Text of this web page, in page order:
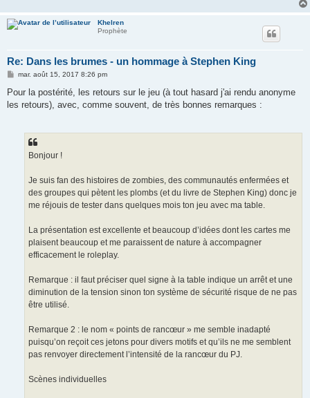
Khelren
Prophète
Re: Dans les brumes - un hommage à Stephen King
M
s
a
mar. août 15, 2017 8:26 pm
Pour la postérité, les retours sur le jeu (à tout hasard j'ai rendu anonyme
les retours), avec, comme souvent, de très bonnes remarques :
Bonjour !
Je suis fan des histoires de zombies, des communautés enfermées et
des groupes qui pètent les plombs (et du livre de Stephen King) donc je
me réjouis de tester dans quelques mois ton jeu avec ma table.
La présentation est excellente et beaucoup d’idées dont les cartes me
plaisent beaucoup et me paraissent de nature à accompagner
efficacement le roleplay.
Remarque : il faut préciser quel signe à la table indique un arrêt et une
diminution de la tension sinon ton système de sécurité risque de ne pas
être utilisé.
Remarque 2 : le nom « points de rancœur » me semble inadapté
puisqu’on reçoit ces jetons pour divers motifs et qu’ils ne me semblent
pas renvoyer directement l’intensité de la rancœur du PJ.
Scènes individuelles